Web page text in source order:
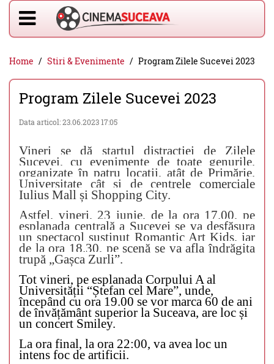
Home Stiri & Evenimente Program Zilele Sucevei 2023
Program Zilele Sucevei 2023
Data articol: 23.06.2023 17:05
Vineri se dă startul distracției de Zilele
Sucevei, cu evenimente de toate genurile,
organizate în patru locații, atât de Primărie,
Universitate cât și de centrele comerciale
Iulius Mall și Shopping City.
Astfel, vineri, 23 iunie, de la ora 17.00, pe
esplanada centrală a Sucevei se va desfășura
un spectacol susținut Romantic Art Kids, iar
de la ora 18.30, pe scenă se va afla îndrăgita
trupă „Gașca Zurli”.
Tot vineri, pe esplanada Corpului A al
Universității “Ștefan cel Mare”, unde,
începând cu ora 19.00 se vor marca 60 de ani
de învățământ superior la Suceava, are loc și
un concert Smiley.
La ora final, la ora 22:00, va avea loc un
intens foc de artificii.